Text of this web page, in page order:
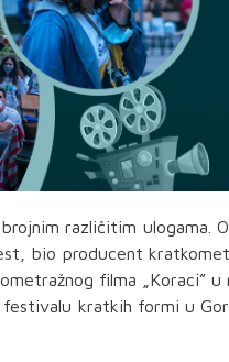
različitim ulogama.
bio producent
filma „Koraci”
kratkih formi u